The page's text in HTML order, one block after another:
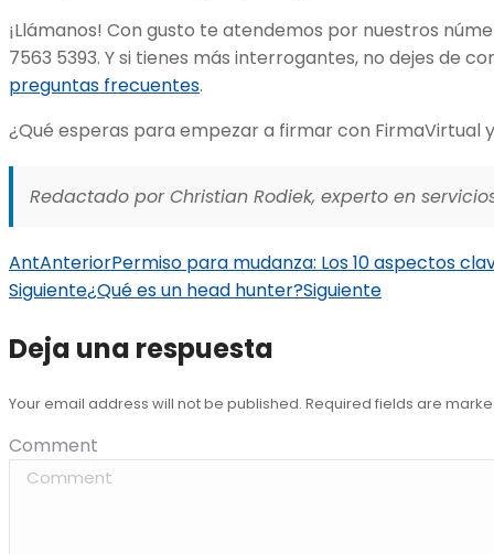
¡Llámanos! Con gusto te atendemos por nuestros
7563 5393. Y si tienes más interrogantes, no dejes de
preguntas frecuentes.
¿Qué esperas para empezar a firmar con FirmaVirtual
Redactado por Christian Rodiek, experto en
AntAnteriorPermiso para mudanza: Los 10 aspectos
Siguiente¿Qué es un head hunter?Siguiente
Deja una respuesta
Your email address will not be published. Required fields are
Comment